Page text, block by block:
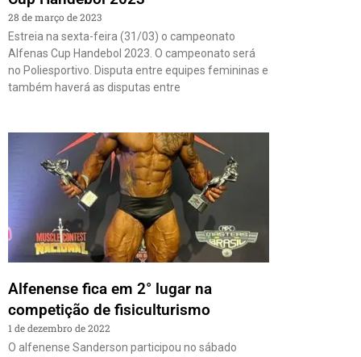
28 de março de 2023
Estreia na sexta-feira (31/03) o campeonato
Alfenas Cup Handebol 2023. O campeonato será
no Poliesportivo. Disputa entre equipes femininas e
também haverá as disputas entre
Alfenense fica em 2° lugar na
competição de fisiculturismo
1 de dezembro de 2022
O alfenense Sanderson participou no sábado